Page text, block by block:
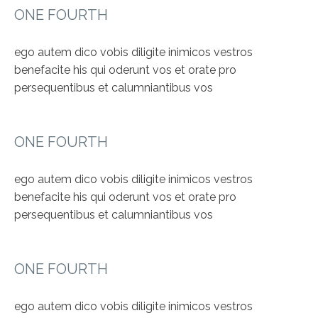
ONE FOURTH
ego autem dico vobis diligite inimicos vestros
benefacite his qui oderunt vos et orate pro
persequentibus et calumniantibus vos
ONE FOURTH
ego autem dico vobis diligite inimicos vestros
benefacite his qui oderunt vos et orate pro
persequentibus et calumniantibus vos
ONE FOURTH
ego autem dico vobis diligite inimicos vestros